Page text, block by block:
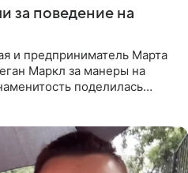
за поведение на
и предприниматель Марта
Маркл за манеры на
поделилась